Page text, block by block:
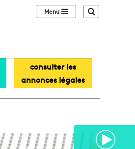
Sidebar (barre
consulter les
annonces légales